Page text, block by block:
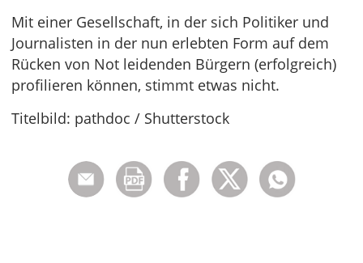
Mit einer Gesellschaft, in der sich Politiker und
Journalisten in der nun erlebten Form auf dem
Rücken von Not leidenden Bürgern (erfolgreich)
profilieren können, stimmt etwas nicht.
Titelbild: pathdoc / Shutterstock